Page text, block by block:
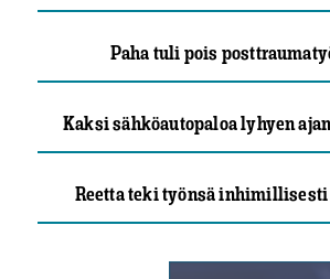
Paha tuli pois
Kaksi sähköautopaloa lyhyen
Reetta teki työnsä